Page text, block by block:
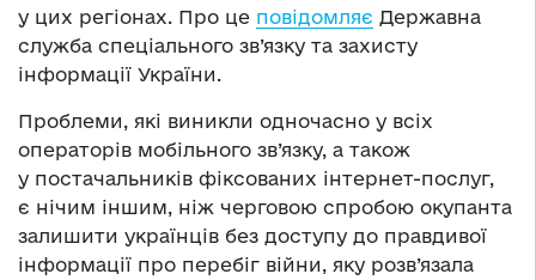
у цих регіонах. Про це повідомляє Державна
служба спеціального зв’язку та захисту
інформації України.
Проблеми, які виникли одночасно у всіх
операторів мобільного зв’язку, а також
у постачальників фіксованих інтернет-послуг,
є нічим іншим, ніж черговою спробою окупанта
залишити українців без доступу до правдивої
інформації про перебіг війни, яку розв’язала